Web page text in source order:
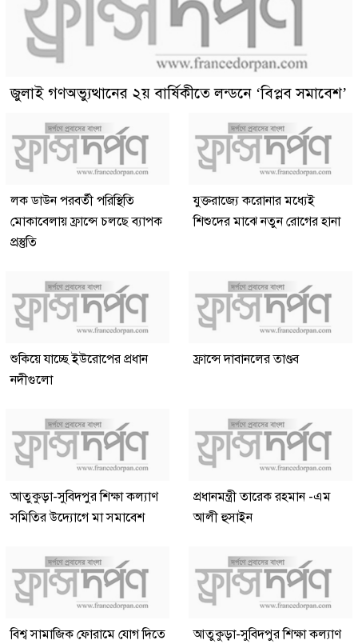
জুলাই গণঅভ্যুত্থানের ২য় বার্ষিকীতে লন্ডনে ‘বিপ্লব সমাবেশ’
লক ডাউন পরবর্তী পরিস্থিতি
মোকাবেলায় ফ্রান্সে চলছে ব্যাপক
প্রস্তুতি
যুক্তরাজ্যে করোনার মধ্যেই
শিশুদের মাঝে নতুন রোগের হানা
শুকিয়ে যাচ্ছে ইউরোপের প্রধান
নদীগুলো
ফ্রান্সে দাবানলের তাণ্ডব
আতুকুড়া-সুবিদপুর শিক্ষা কল্যাণ
সমিতির উদ্যোগে মা সমাবেশ
প্রধানমন্ত্রী তারেক রহমান -এম
আলী হুসাইন
বিশ্ব সামাজিক ফোরামে যোগ দিতে
আতুকুড়া-সুবিদপুর শিক্ষা কল্যাণ